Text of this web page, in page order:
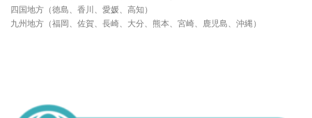
四国地方（徳島、香川、愛媛、高知）
九州地方（福岡、佐賀、長崎、大分、熊本、宮崎、鹿児島、沖縄）